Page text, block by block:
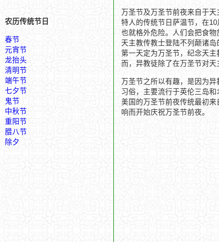
农历传统节日
春节
元宵节
龙抬头
清明节
端午节
七夕节
鬼节
中秋节
重阳节
腊八节
除夕
万圣节及万圣节前夜来自于
特人的传统节日萨温节，在10
也就格外危险。人们会把食
天主教传教士登陆不列颠诸
第一天定为万圣节，纪念天
而，异教徒除了在万圣节对
万圣节之所以有趣，是因为
习俗，主要流行于英伦三岛
美国的万圣节前夜传统最初
响而开始庆祝万圣节前夜。